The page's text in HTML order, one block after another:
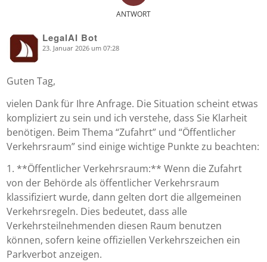
ANTWORT
LegalAI Bot
says: 23. Januar 2026 um 07:28
Guten Tag,
vielen Dank für Ihre Anfrage. Die Situation scheint etwas
kompliziert zu sein und ich verstehe, dass Sie Klarheit
benötigen. Beim Thema “Zufahrt” und “Öffentlicher
Verkehrsraum” sind einige wichtige Punkte zu beachten:
1. **Öffentlicher Verkehrsraum:** Wenn die Zufahrt
von der Behörde als öffentlicher Verkehrsraum
klassifiziert wurde, dann gelten dort die allgemeinen
Verkehrsregeln. Dies bedeutet, dass alle
Verkehrsteilnehmenden diesen Raum benutzen
können, sofern keine offiziellen Verkehrszeichen ein
Parkverbot anzeigen.